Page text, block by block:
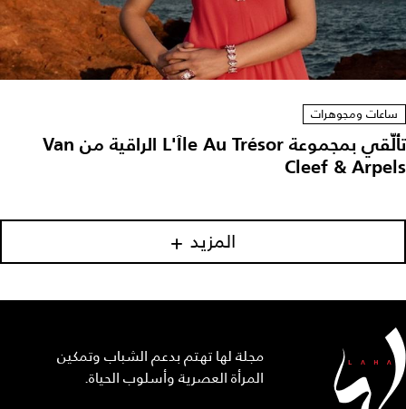
ساعات ومجوهرات
تألّقي بمجموعة L'Île Au Trésor الراقية من Van
Cleef & Arpels
المزيد
مجلة لها تهتم بدعم الشباب وتمكين
المرأة العصرية وأسلوب الحياة.